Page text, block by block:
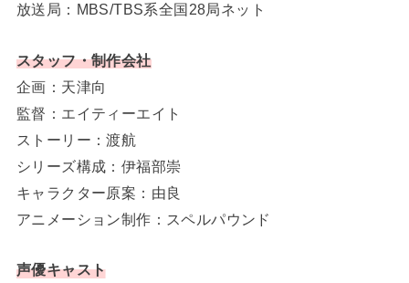
放送局：MBS/TBS系全国28局ネット
スタッフ・制作会社
企画：天津向
監督：エイティーエイト
ストーリー：渡航
シリーズ構成：伊福部崇
キャラクター原案：由良
アニメーション制作：スペルパウンド
声優キャスト